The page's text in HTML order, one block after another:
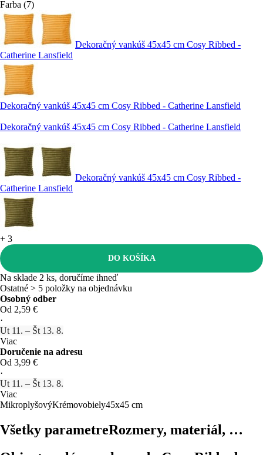
Farba (7)
Dekoračný vankúš 45x45 cm Cosy Ribbed -
Catherine Lansfield
Dekoračný vankúš 45x45 cm Cosy Ribbed - Catherine Lansfield
Dekoračný vankúš 45x45 cm Cosy Ribbed - Catherine Lansfield
Dekoračný vankúš 45x45 cm Cosy Ribbed -
Catherine Lansfield
+ 3
DO KOŠÍKA
Na sklade 2 ks, doručíme ihneď
Ostatné > 5 položky na objednávku
Osobný odber
Od 2,59 €
·
Ut 11. – Št 13. 8.
Viac
Doručenie na adresu
Od 3,99 €
·
Ut 11. – Št 13. 8.
Viac
MikroplyšovýKrémovobiely45x45 cm
Všetky parametreRozmery, materiál, …